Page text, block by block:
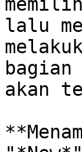
lalu
akan